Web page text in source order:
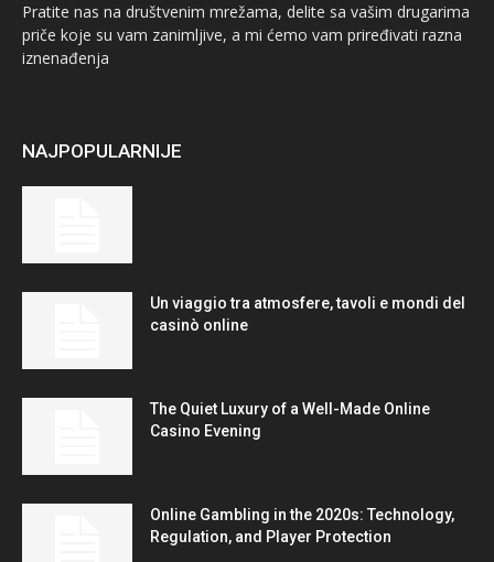
Pratite nas na društvenim mrežama, delite sa vašim drugarima
priče koje su vam zanimljive, a mi ćemo vam priređivati razna
iznenađenja
NAJPOPULARNIJE
Un viaggio tra atmosfere, tavoli e mondi del
casinò online
The Quiet Luxury of a Well-Made Online
Casino Evening
Online Gambling in the 2020s: Technology,
Regulation, and Player Protection